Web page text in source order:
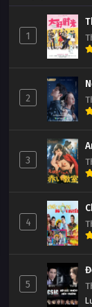
1
2
3
4
5